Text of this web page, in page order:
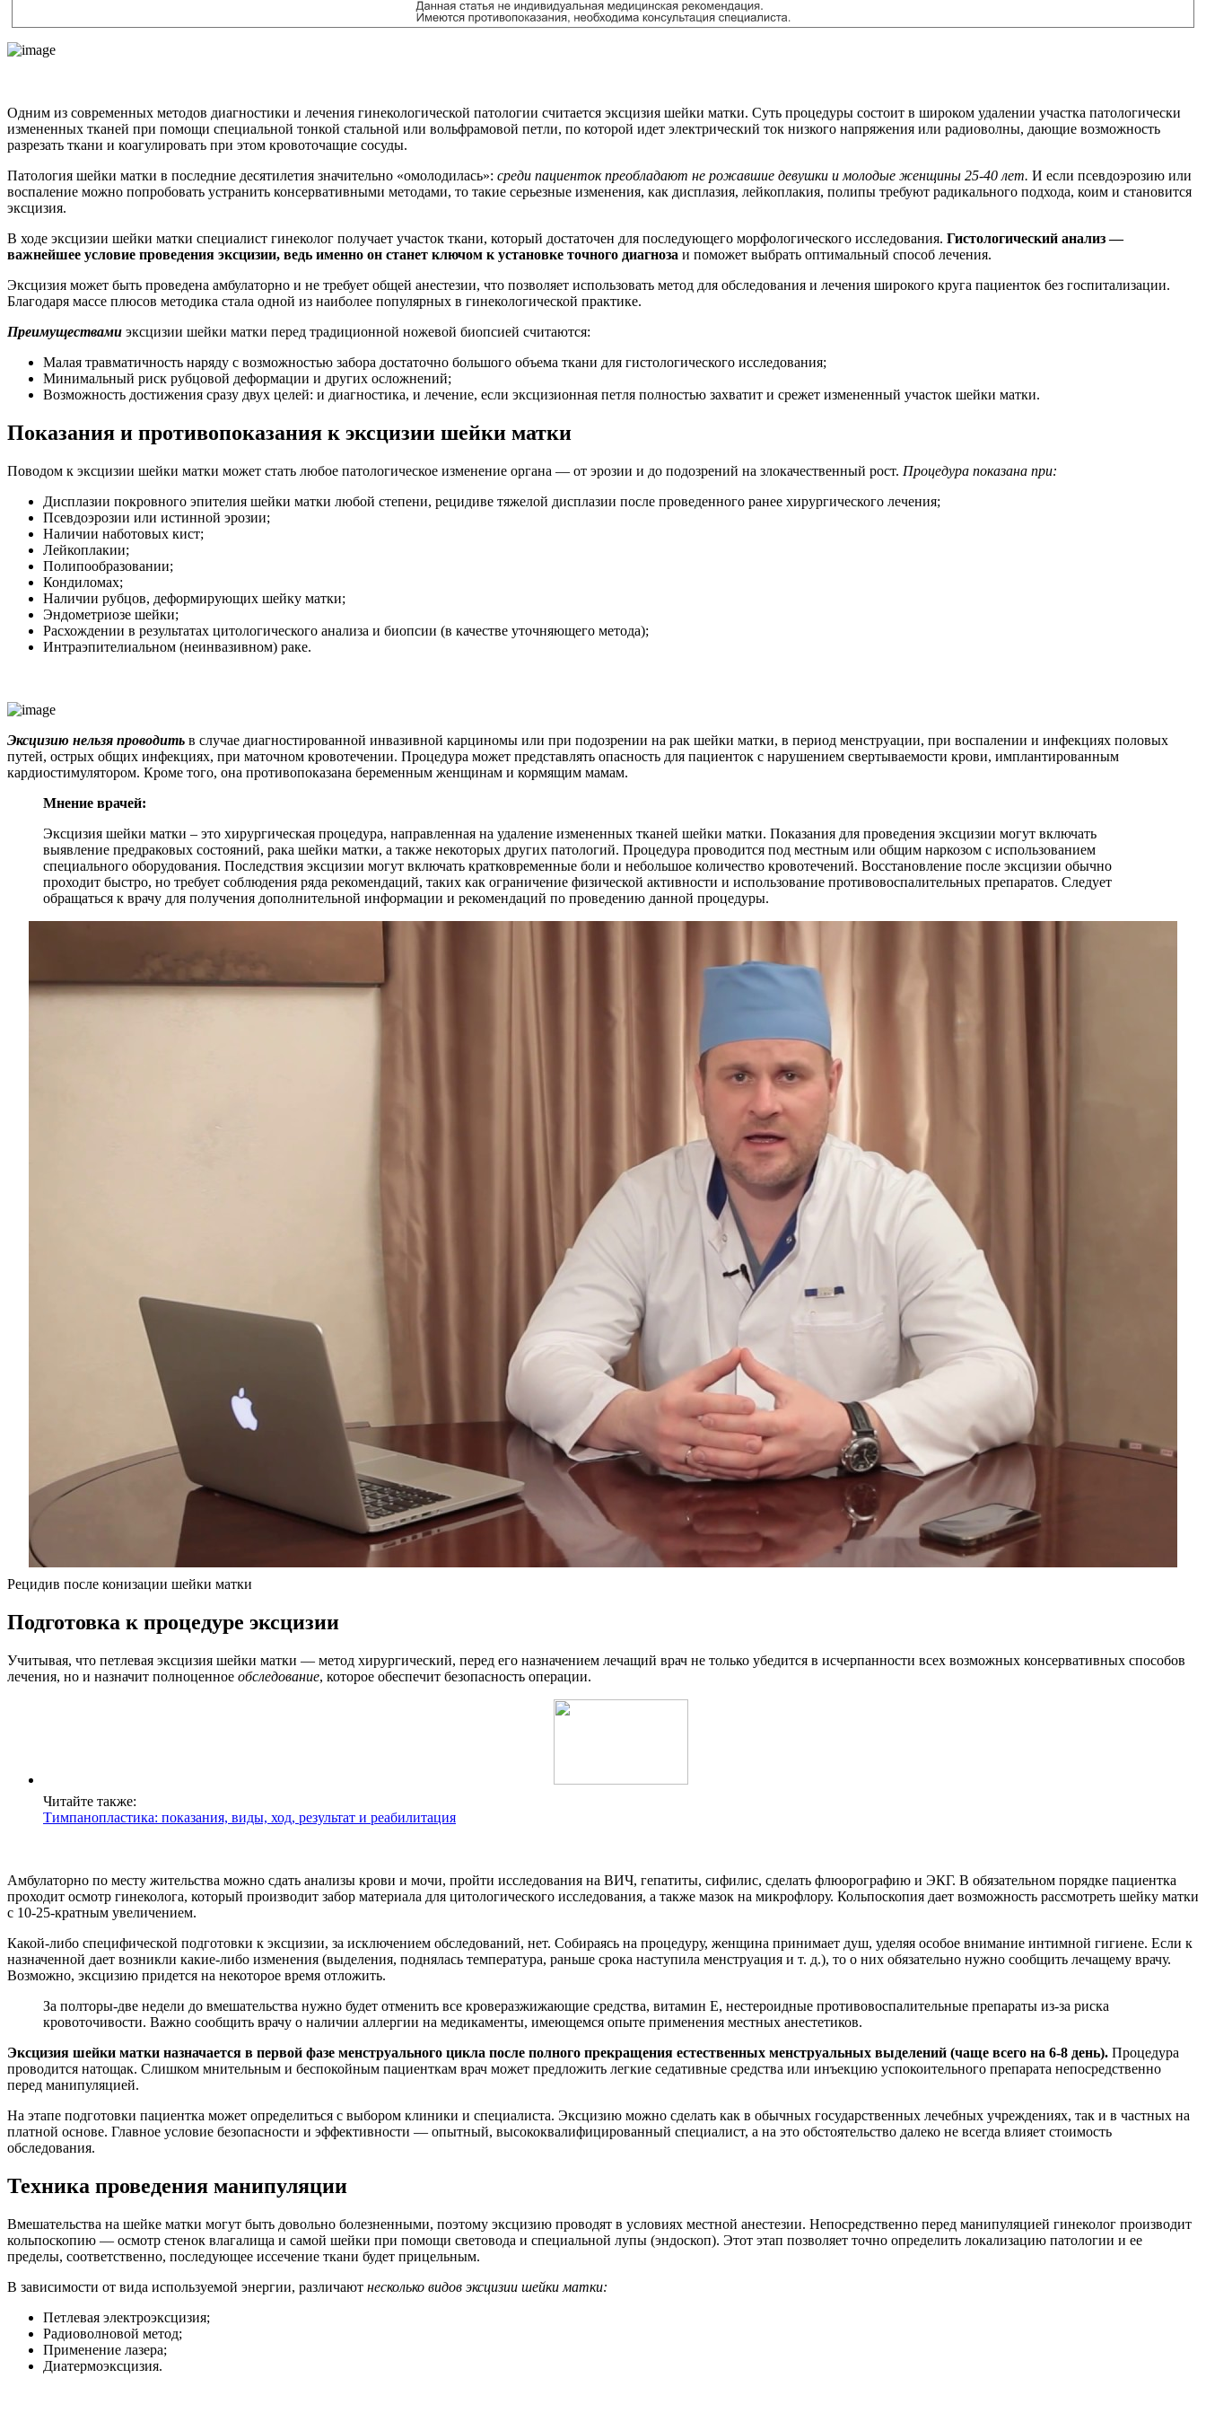
Одним из современных методов диагностики и лечения гинекологической патологии считается эксцизия шейки матки. Суть процедуры состоит в широком удалении участка патологически
измененных тканей при помощи специальной тонкой стальной или вольфрамовой петли, по которой идет электрический ток низкого напряжения или радиоволны, дающие возможность
разрезать ткани и коагулировать при этом кровоточащие сосуды.
Патология шейки матки в последние десятилетия значительно «омолодилась»: среди пациенток преобладают не рожавшие девушки и молодые женщины 25-40 лет. И если псевдоэрозию или
воспаление можно попробовать устранить консервативными методами, то такие серьезные изменения, как дисплазия, лейкоплакия, полипы требуют радикального подхода, коим и становится
эксцизия.
В ходе эксцизии шейки матки специалист гинеколог получает участок ткани, который достаточен для последующего морфологического исследования. Гистологический анализ —
важнейшее условие проведения эксцизии, ведь именно он станет ключом к установке точного диагноза и поможет выбрать оптимальный способ лечения.
Эксцизия может быть проведена амбулаторно и не требует общей анестезии, что позволяет использовать метод для обследования и лечения широкого круга пациенток без госпитализации.
Благодаря массе плюсов методика стала одной из наиболее популярных в гинекологической практике.
Преимуществами эксцизии шейки матки перед традиционной ножевой биопсией считаются:
Малая травматичность наряду с возможностью забора достаточно большого объема ткани для гистологического исследования;
Минимальный риск рубцовой деформации и других осложнений;
Возможность достижения сразу двух целей: и диагностика, и лечение, если эксцизионная петля полностью захватит и срежет измененный участок шейки матки.
Показания и противопоказания к эксцизии шейки матки
Поводом к эксцизии шейки матки может стать любое патологическое изменение органа — от эрозии и до подозрений на злокачественный рост. Процедура показана при:
Дисплазии покровного эпителия шейки матки любой степени, рецидиве тяжелой дисплазии после проведенного ранее хирургического лечения;
Псевдоэрозии или истинной эрозии;
Наличии наботовых кист;
Лейкоплакии;
Полипообразовании;
Кондиломах;
Наличии рубцов, деформирующих шейку матки;
Эндометриозе шейки;
Расхождении в результатах цитологического анализа и биопсии (в качестве уточняющего метода);
Интраэпителиальном (неинвазивном) раке.
Эксцизию нельзя проводить в случае диагностированной инвазивной карциномы или при подозрении на рак шейки матки, в период менструации, при воспалении и инфекциях половых
путей, острых общих инфекциях, при маточном кровотечении. Процедура может представлять опасность для пациенток с нарушением свертываемости крови, имплантированным
кардиостимулятором. Кроме того, она противопоказана беременным женщинам и кормящим мамам.
Мнение врачей:
Эксцизия шейки матки – это хирургическая процедура, направленная на удаление измененных тканей шейки матки. Показания для проведения эксцизии могут включать
выявление предраковых состояний, рака шейки матки, а также некоторых других патологий. Процедура проводится под местным или общим наркозом с использованием
специального оборудования. Последствия эксцизии могут включать кратковременные боли и небольшое количество кровотечений. Восстановление после эксцизии обычно
проходит быстро, но требует соблюдения ряда рекомендаций, таких как ограничение физической активности и использование противовоспалительных препаратов. Следует
обращаться к врачу для получения дополнительной информации и рекомендаций по проведению данной процедуры.
Рецидив после конизации шейки матки
Подготовка к процедуре эксцизии
Учитывая, что петлевая эксцизия шейки матки — метод хирургический, перед его назначением лечащий врач не только убедится в исчерпанности всех возможных консервативных способов
лечения, но и назначит полноценное обследование, которое обеспечит безопасность операции.
Читайте также:
Тимпанопластика: показания, виды, ход, результат и реабилитация
Амбулаторно по месту жительства можно сдать анализы крови и мочи, пройти исследования на ВИЧ, гепатиты, сифилис, сделать флюорографию и ЭКГ. В обязательном порядке пациентка
проходит осмотр гинеколога, который производит забор материала для цитологического исследования, а также мазок на микрофлору. Кольпоскопия дает возможность рассмотреть шейку матки
с 10-25-кратным увеличением.
Какой-либо специфической подготовки к эксцизии, за исключением обследований, нет. Собираясь на процедуру, женщина принимает душ, уделяя особое внимание интимной гигиене. Если к
назначенной дает возникли какие-либо изменения (выделения, поднялась температура, раньше срока наступила менструация и т. д.), то о них обязательно нужно сообщить лечащему врачу.
Возможно, эксцизию придется на некоторое время отложить.
За полторы-две недели до вмешательства нужно будет отменить все кроверазжижающие средства, витамин Е, нестероидные противовоспалительные препараты из-за риска
кровоточивости. Важно сообщить врачу о наличии аллергии на медикаменты, имеющемся опыте применения местных анестетиков.
Эксцизия шейки матки назначается в первой фазе менструального цикла после полного прекращения естественных менструальных выделений (чаще всего на 6-8 день). Процедура
проводится натощак. Слишком мнительным и беспокойным пациенткам врач может предложить легкие седативные средства или инъекцию успокоительного препарата непосредственно
перед манипуляцией.
На этапе подготовки пациентка может определиться с выбором клиники и специалиста. Эксцизию можно сделать как в обычных государственных лечебных учреждениях, так и в частных на
платной основе. Главное условие безопасности и эффективности — опытный, высококвалифицированный специалист, а на это обстоятельство далеко не всегда влияет стоимость
обследования.
Техника проведения манипуляции
Вмешательства на шейке матки могут быть довольно болезненными, поэтому эксцизию проводят в условиях местной анестезии. Непосредственно перед манипуляцией гинеколог производит
кольпоскопию — осмотр стенок влагалища и самой шейки при помощи световода и специальной лупы (эндоскоп). Этот этап позволяет точно определить локализацию патологии и ее
пределы, соответственно, последующее иссечение ткани будет прицельным.
В зависимости от вида используемой энергии, различают несколько видов эксцизии шейки матки:
Петлевая электроэксцизия;
Радиоволновой метод;
Применение лазера;
Диатермоэксцизия.